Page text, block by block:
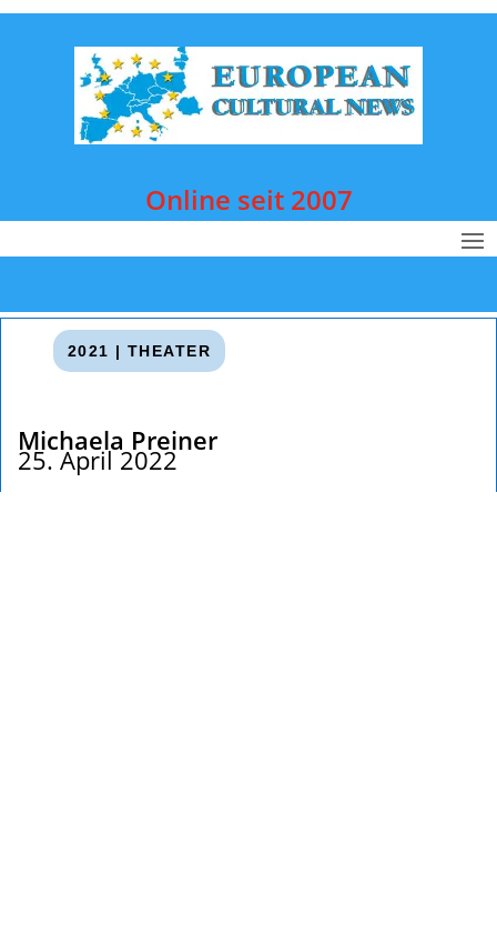
Online seit 2007
2021 |THEATER
Michaela Preiner
25. April 2022